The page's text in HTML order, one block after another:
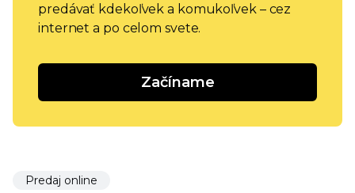
predávať kdekoľvek a komukoľvek – cez
internet a po celom svete.
Začíname
Predaj online